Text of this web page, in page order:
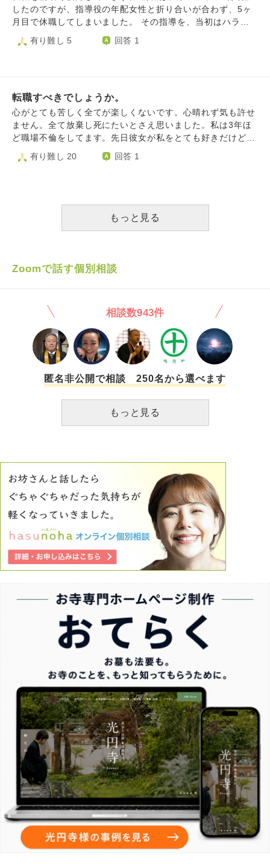
職は自分の人生にとって大きな決断だと感じており、今の職
場に残るか、転職するか、どう考えていけばいいかアドバイ
スをいただきたいです。
族ぐるみの付き合いがあり、ご厚意で入れてもらったところ
もあるため辞めづらい状況になっています。 出来れば仕事
良く無いですが、どうしても頭から払拭出来ません。何かア
したのですが、指導役の年配女性と折り合いが合わず、5ヶ
月目で休職してしまいました。 その指導を、当初はハラス
メントと見做していましたが、引き抜きで入社した経緯もあ
って自分も少し傲慢な態度でした。業務のキャッチアップに
ヶ月ほど働きました。 今の職場より、その部署の方が環境
がよく、なぜ転職してしまったのか、本当にバカだったと自
責の念が募るばかりです。 休職に至るまでは、受け入れ態
勢が整ってなかった会社にも落ち度がある、と上司も言って
の責任です。 また、自分もリファラル採用で傲慢になって
は、商品知識がなく、また昇給の目もあまりなさそうで、こ
れなら素直に前職の復職に甘えていれば良かったと、そう心
訳なく、自責の念が消えません。 客観的に見たら、転職が
成功して、一から新しいスタートを切ればいい、というだけ
後悔の念が強すぎて前を向けません。眠れない日、身体の震
しい業務をキャッチアップできていません。心から怯えて過
ごしています。 34歳にもなって、何て愚かな進路選択をし
たのだろうかと、吐き気を催します。 死にたくなるほどの
後悔を、乗り切れる気が全くしないのです。
有り難し 5 回答 1
転職すべきでしょうか。
心がとても苦しく全てが楽しくないです。心晴れず気も許せ
ません。全て放棄し死にたいとさえ思いました。私は3年ほ
ど職場不倫をしてます。先日彼女が私をとても好きだけど、
一緒になれないなら新しい人を探すと出会いアプリを始めま
した。私は前向きに進むことを応援しました。でも胸が苦し
ています。帰ってから妻も彼女も傷つけている罪悪感から、
もとても辛いけど、どうか幸せになってもらいたいと願って
ます。妻には不満もあるが笑っていてもらいたい。私も笑っ
いたい。皆が笑顔で楽しく過ごせたら良いのに私が皆を苦し
めている。私一人苦しめば皆幸せなんだ。いなくなってしま
えばいいのかな。そしたら一人息子が悲しむ。そんな思いに
駆られます。私は新卒から10年以上今の会社にいます。たく
さん泣いて苦しみ、人を信じては裏切られ、たくさん傷つい
たけど何度も立ち直りました。いつしか人は勝手。自分さえ
時の優しかった面影はいつしかなくなっていました。どこも
居場所がない、離婚届を持って帰ったことも昔ありました。
社に表彰されるまでに至りました。私達はお互いで作れた時
間に感謝し過ごしてました。決して遊び半分で誰でも良かっ
た訳ではないです。家庭の愚痴や無いものねだりした訳でも
ありません。疲弊していた私は彼女だけが救いでした。彼女
も同様でした。彼氏と別れたくさん異性との、出会いを聞く
と苦しい。前向きに進んでく彼女を静かに見守り何事もなく
家庭の為に今の仕事をするのか、変わっていく変化を私が見
たくない気持ちで無謀に転職活動するべきでしょうか。
有り難し 20 回答 1
もっと見る
Zoomで話す個別相談
相談数943件
匿名非公開で相談 250名から選べます
もっと見る